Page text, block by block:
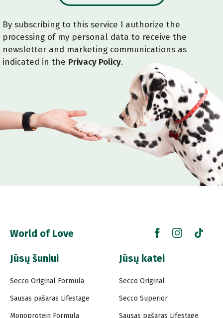
By subscribing to this service I authorize the
processing of my personal data to receive the
newsletter and marketing communications as
indicated in the Privacy Policy.
World of Love
Jūsų šuniui
Secco Original Formula
Sausas pašaras Lifestage
Monoprotein Formula
Jūsų katei
Secco Original
Secco Superior
Sausas pašaras Lifestage